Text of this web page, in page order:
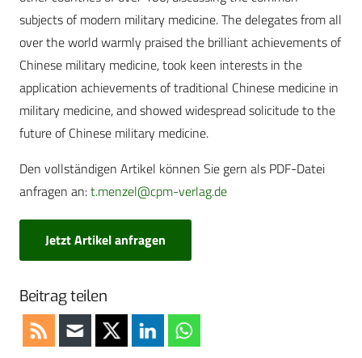
subjects of modern military medicine. The delegates from all
over the world warmly praised the brilliant achievements of
Chinese military medicine, took keen interests in the
application achievements of traditional Chinese medicine in
military medicine, and showed widespread solicitude to the
future of Chinese military medicine.
Den vollständigen Artikel können Sie gern als PDF-Datei
anfragen an:t.menzel@cpm-verlag.de
Jetzt Artikel anfragen
Beitrag teilen